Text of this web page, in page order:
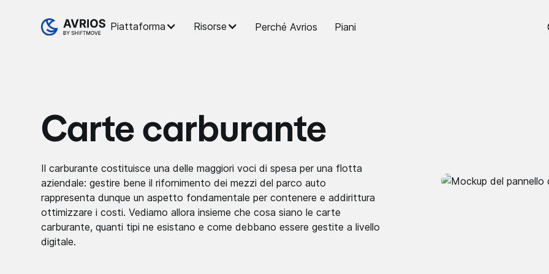
Piattaforma Risorse Perché Avrios Piani
Carte carburante
Il carburante costituisce una delle maggiori voci di spesa per una flotta
aziendale: gestire bene il rifornimento dei mezzi del parco auto
rappresenta dunque un aspetto fondamentale per contenere e addirittura
ottimizzare i costi. Vediamo allora insieme che cosa siano le carte
carburante, quanti tipi ne esistano e come debbano essere gestite a livello
digitale.